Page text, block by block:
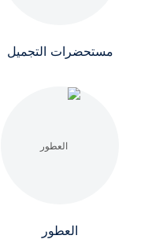
مستحضرات التجميل
العطور